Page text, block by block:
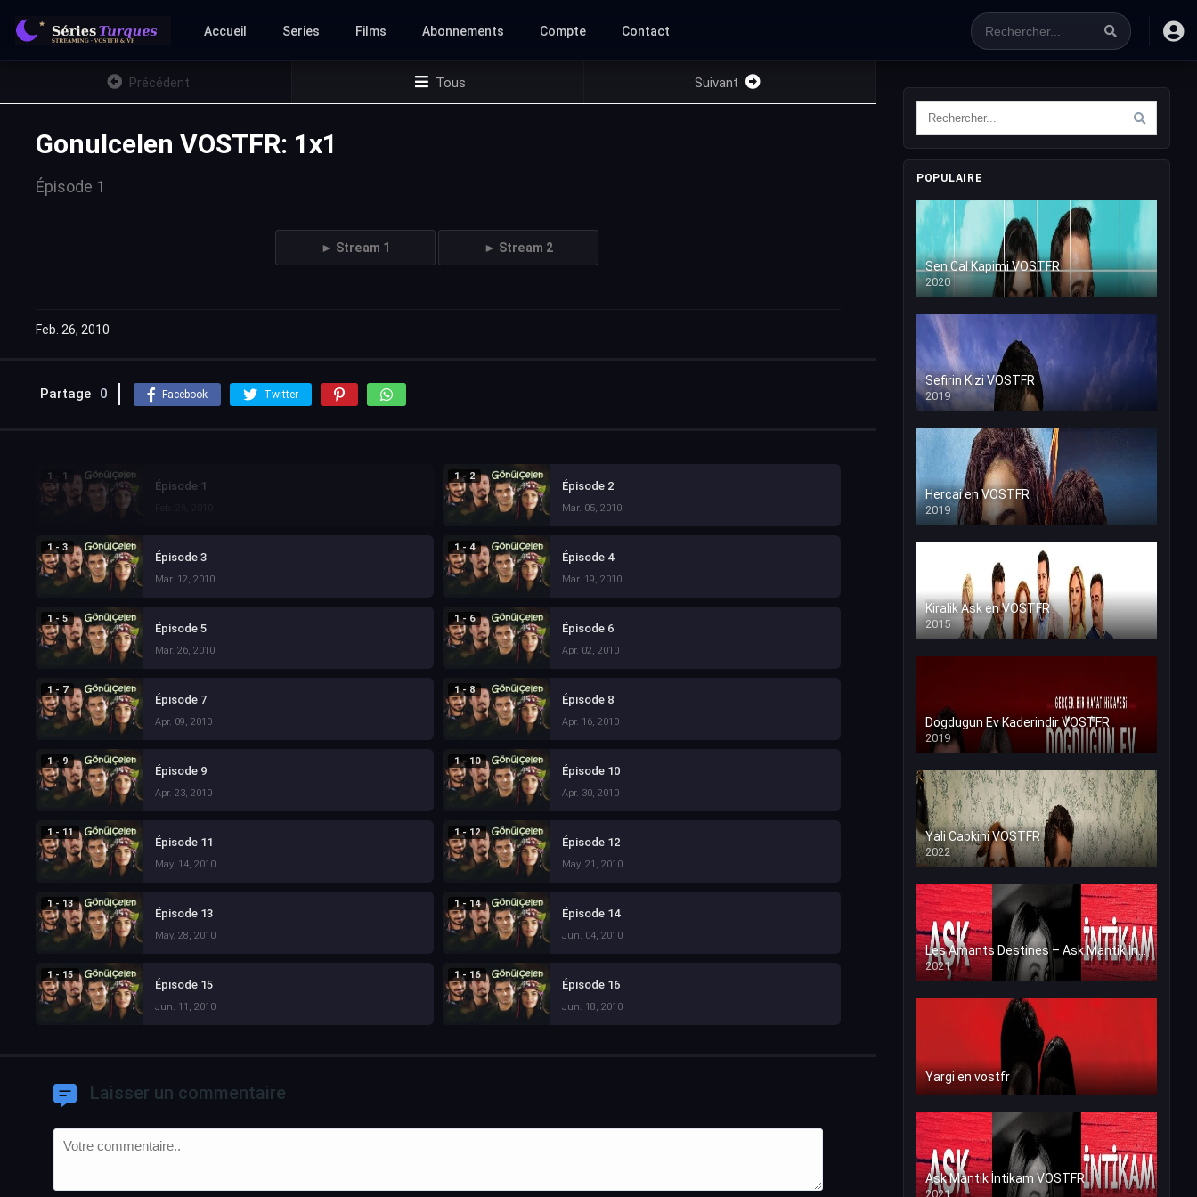
Accueil Series Films Abonnements Compte Contact
Précédent Tous Suivant
Gonulcelen VOSTFR: 1x1
Épisode 1
► Stream 1 ► Stream 2
Feb. 26, 2010
Partage 0 Facebook Twitter
1 - 1
Épisode 1
1 - 2
Épisode 2
Mar. 05, 2010
1 - 3
Épisode 3
Mar. 12, 2010
1 - 4
Épisode 4
Mar. 19, 2010
1 - 5
Épisode 5
Mar. 26, 2010
1 - 6
Épisode 6
Apr. 02, 2010
1 - 7
Épisode 7
Apr. 09, 2010
1 - 8
Épisode 8
Apr. 16, 2010
1 - 9
Épisode 9
Apr. 23, 2010
1 - 10
Épisode 10
Apr. 30, 2010
1 - 11
Épisode 11
May. 14, 2010
1 - 12
Épisode 12
May. 21, 2010
1 - 13
Épisode 13
May. 28, 2010
1 - 14
Épisode 14
Jun. 04, 2010
1 - 15
Épisode 15
Jun. 11, 2010
1 - 16
Épisode 16
Jun. 18, 2010
Laisser un commentaire
POPULAIRE
Sen Cal Kapimi VOSTFR
2020
Sefirin Kizi VOSTFR
2019
Hercai en VOSTFR
2019
Kiralik Ask en VOSTFR
2015
Dogdugun Ev Kaderindir VOSTFR
2019
Yali Capkini VOSTFR
2022
Les Amants Destines – Ask Mantik İntikam en VF (Voix Francaise)
2021
Yargi en vostfr
Ask Mantik İntikam VOSTFR
2021